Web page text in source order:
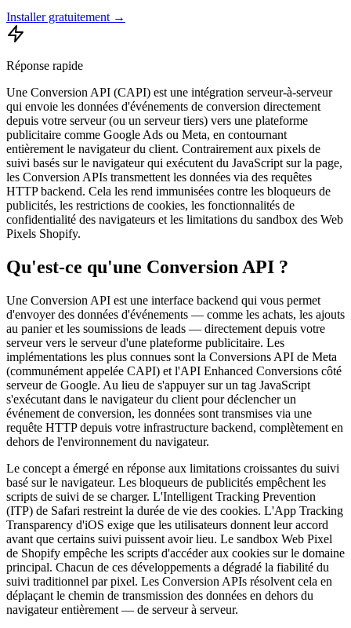
Installer gratuitement →
Réponse rapide
Une Conversion API (CAPI) est une intégration serveur-à-serveur
qui envoie les données d'événements de conversion directement
depuis votre serveur (ou un serveur tiers) vers une plateforme
publicitaire comme Google Ads ou Meta, en contournant
entièrement le navigateur du client. Contrairement aux pixels de
suivi basés sur le navigateur qui exécutent du JavaScript sur la page,
les Conversion APIs transmettent les données via des requêtes
HTTP backend. Cela les rend immunisées contre les bloqueurs de
publicités, les restrictions de cookies, les fonctionnalités de
confidentialité des navigateurs et les limitations du sandbox des Web
Pixels Shopify.
Qu'est-ce qu'une Conversion API ?
Une Conversion API est une interface backend qui vous permet
d'envoyer des données d'événements — comme les achats, les ajouts
au panier et les soumissions de leads — directement depuis votre
serveur vers le serveur d'une plateforme publicitaire. Les
implémentations les plus connues sont la Conversions API de Meta
(communément appelée CAPI) et l'API Enhanced Conversions côté
serveur de Google. Au lieu de s'appuyer sur un tag JavaScript
s'exécutant dans le navigateur du client pour déclencher un
événement de conversion, les données sont transmises via une
requête HTTP depuis votre infrastructure backend, complètement en
dehors de l'environnement du navigateur.
Le concept a émergé en réponse aux limitations croissantes du suivi
basé sur le navigateur. Les bloqueurs de publicités empêchent les
scripts de suivi de se charger. L'Intelligent Tracking Prevention
(ITP) de Safari restreint la durée de vie des cookies. L'App Tracking
Transparency d'iOS exige que les utilisateurs donnent leur accord
avant que certains suivi puissent avoir lieu. Le sandbox Web Pixel
de Shopify empêche les scripts d'accéder aux cookies sur le domaine
principal. Chacun de ces développements a dégradé la fiabilité du
suivi traditionnel par pixel. Les Conversion APIs résolvent cela en
déplaçant le chemin de transmission des données en dehors du
navigateur entièrement — de serveur à serveur.